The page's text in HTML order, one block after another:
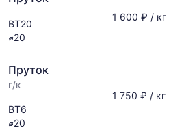
обновляется
по
мере
обновления
прайс-
ВТ20
⌀20
1 600 ₽ / кг
Пруток
г/к
ВТ6
⌀20
1 750 ₽ / кг